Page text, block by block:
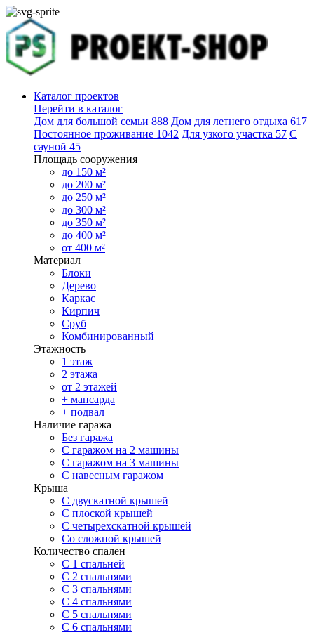
Каталог проектов
Перейти в каталог
Дом для большой семьи 888 Дом для летнего отдыха 617
Постоянное проживание 1042 Для узкого участка 57 С
сауной 45
Площадь сооружения
до 150 м²
до 200 м²
до 250 м²
до 300 м²
до 350 м²
до 400 м²
от 400 м²
Материал
Блоки
Дерево
Каркас
Кирпич
Сруб
Комбинированный
Этажность
1 этаж
2 этажа
от 2 этажей
+ мансарда
+ подвал
Наличие гаража
Без гаража
С гаражом на 2 машины
С гаражом на 3 машины
С навесным гаражом
Крыша
С двускатной крышей
С плоской крышей
С четырехскатной крышей
Со сложной крышей
Количество спален
С 1 спальней
С 2 спальнями
С 3 спальнями
С 4 спальнями
С 5 спальнями
С 6 спальнями